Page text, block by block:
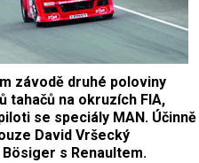
závodě druhé poloviny
tahačů na okruzích FIA,
se speciály MAN. Účinně
David Vršecký
s Renaultem.